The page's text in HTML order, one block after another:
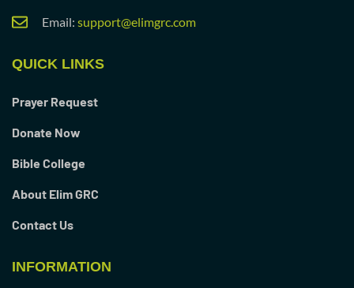
Email: support@elimgrc.com
QUICK LINKS
Prayer Request
Donate Now
Bible College
About Elim GRC
Contact Us
INFORMATION